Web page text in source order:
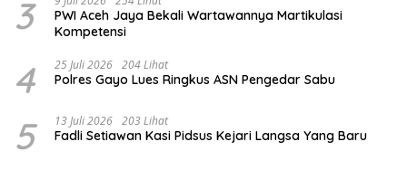
3
PWI Aceh Jaya Bekali Wartawannya Martikulasi
Kompetensi
4 25 Juli 2026 204 Lihat
Polres Gayo Lues Ringkus ASN Pengedar Sabu
5 13 Juli 2026 203 Lihat
Fadli Setiawan Kasi Pidsus Kejari Langsa Yang Baru